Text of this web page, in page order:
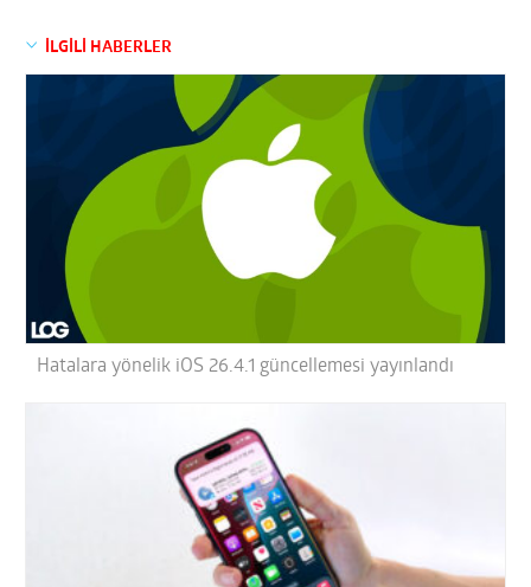
İLGİLİ HABERLER
Hatalara yönelik iOS 26.4.1 güncellemesi yayınlandı